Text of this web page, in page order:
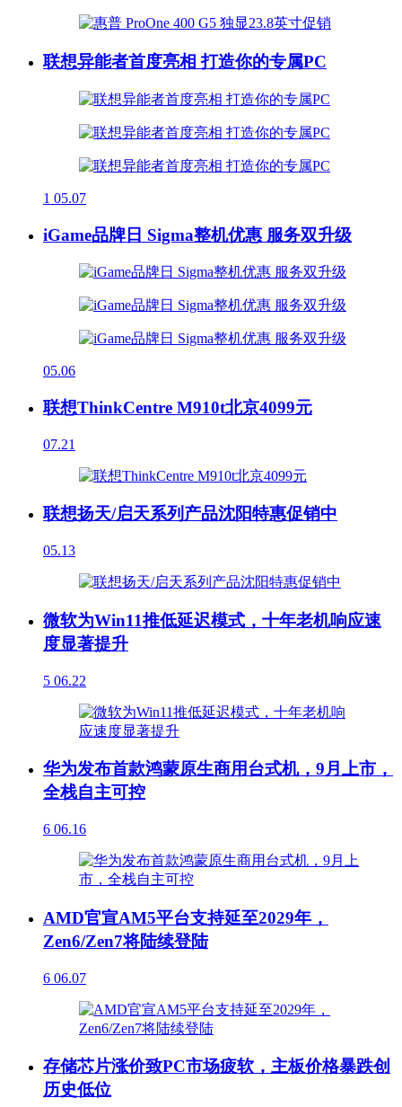
联想异能者首度亮相 打造你的专属PC
1 05.07
iGame品牌日 Sigma整机优惠 服务双升级
05.06
联想ThinkCentre M910t北京4099元
07.21
联想扬天/启天系列产品沈阳特惠促销中
05.13
微软为Win11推低延迟模式，十年老机响应速
度显著提升
5 06.22
华为发布首款鸿蒙原生商用台式机，9月上市，
全栈自主可控
6 06.16
AMD官宣AM5平台支持延至2029年，
Zen6/Zen7将陆续登陆
6 06.07
存储芯片涨价致PC市场疲软，主板价格暴跌创
历史低位